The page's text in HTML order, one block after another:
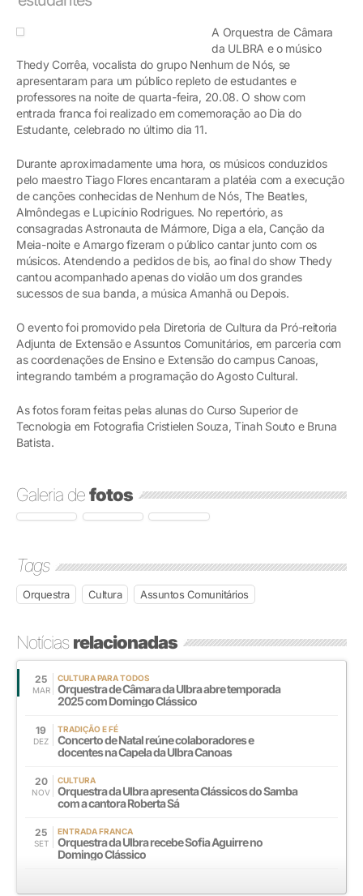
A Orquestra de Câmara
da ULBRA e o músico
Thedy Corrêa, vocalista do grupo Nenhum de Nós, se
apresentaram para um público repleto de estudantes e
professores na noite de quarta-feira, 20.08. O show com
entrada franca foi realizado em comemoração ao Dia do
Estudante, celebrado no último dia 11.
Durante aproximadamente uma hora, os músicos conduzidos
pelo maestro Tiago Flores encantaram a platéia com a execução
de canções conhecidas de Nenhum de Nós, The Beatles,
Almôndegas e Lupicínio Rodrigues. No repertório, as
consagradas Astronauta de Mármore, Diga a ela, Canção da
Meia-noite e Amargo fizeram o público cantar junto com os
músicos. Atendendo a pedidos de bis, ao final do show Thedy
cantou acompanhado apenas do violão um dos grandes
sucessos de sua banda, a música Amanhã ou Depois.
O evento foi promovido pela Diretoria de Cultura da Pró-reitoria
Adjunta de Extensão e Assuntos Comunitários, em parceria com
as coordenações de Ensino e Extensão do campus Canoas,
integrando também a programação do Agosto Cultural.
As fotos foram feitas pelas alunas do Curso Superior de
Tecnologia em Fotografia Cristielen Souza, Tinah Souto e Bruna
Batista.
Galeria defotos
Tags
Orquestra Cultura Assuntos Comunitários
Notíciasrelacionadas
25
MAR
CULTURA PARA TODOS
Orquestra de Câmara da Ulbra abre temporada
2025 com Domingo Clássico
19
DEZ
TRADIÇÃO E FÉ
Concerto de Natal reúne colaboradores e
docentes na Capela da Ulbra Canoas
20
NOV
CULTURA
Orquestra da Ulbra apresenta Clássicos do Samba
com a cantora Roberta Sá
25
SET
ENTRADA FRANCA
Orquestra da Ulbra recebe Sofia Aguirre no
Domingo Clássico